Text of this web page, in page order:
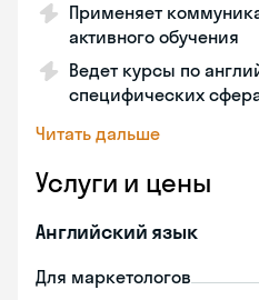
Применяет
активного обучения
Ведет курсы по
специфических
Читать дальше
Услуги и цены
Английский язык
Для маркетологов